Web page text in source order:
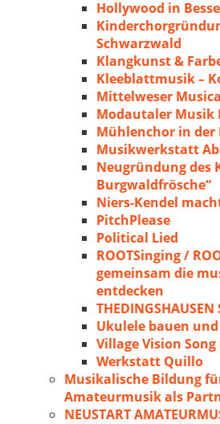
Hollywood in
Schwarzwald
Klangkunst &
Kleeblattmusik –
Mittelweser
Modautaler Musik
Mühlenchor in der
Musikwerkstatt
Neugründung des
Burgwaldfrösche“
Niers-Kendel
PitchPlease
Political Lied
ROOTSinging /
gemeinsam die
entdecken
Ukulele bauen
Village Vision
Werkstatt Quillo
Musikalische Bildung
Amateurmusik als
NEUSTART